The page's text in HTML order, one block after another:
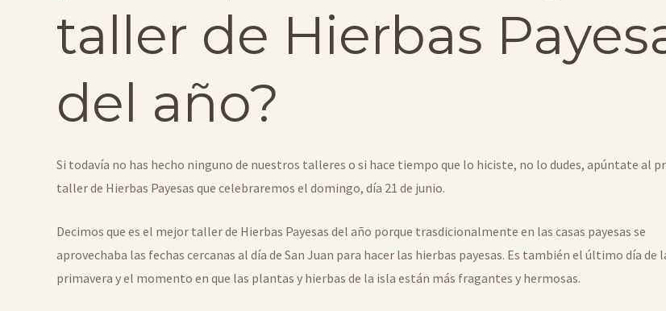
taller de Hierbas
del año?
Si todavía no has hecho ninguno de nuestros talleres o si hace tiempo que lo hiciste, no lo dudes, apúntate al
taller de Hierbas Payesas que celebraremos el domingo, día 21 de junio.
Decimos que es el mejor taller de Hierbas Payesas del año porque trasdicionalmente en las casas payesas se
aprovechaba las fechas cercanas al día de San Juan para hacer las hierbas payesas. Es también el último día de
primavera y el momento en que las plantas y hierbas de la isla están más fragantes y hermosas.